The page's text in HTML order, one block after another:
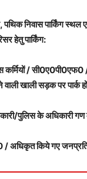
निवास पार्किंग स्थल एवं
हेतु पार्किंग:
/ सी0ए0पी0एफ0 /
खाली सड़क पर पार्क
पुलिस के अधिकारी गण के
किये गए